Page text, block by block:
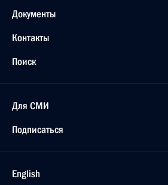
Документы
Контакты
Поиск
Для СМИ
Подписаться
English